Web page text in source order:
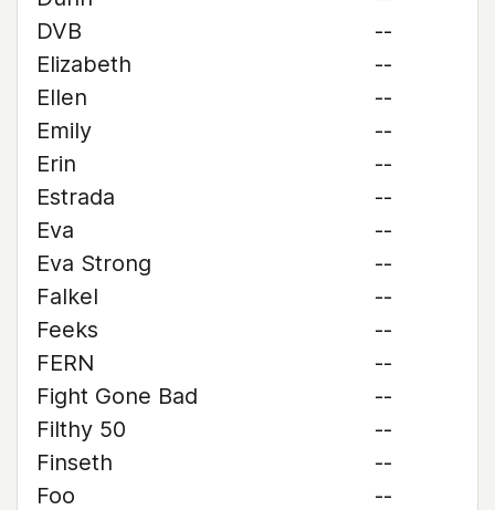
DVB
--
Elizabeth
--
Ellen
--
Emily
--
Erin
--
Estrada
--
Eva
--
Eva Strong
--
Falkel
--
Feeks
--
FERN
--
Fight Gone Bad
--
Filthy 50
--
Finseth
--
Foo
--